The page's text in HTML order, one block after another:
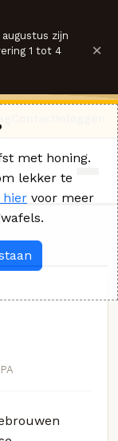
augustus zijn
1 tot 4
×
met honing.
lekker te
hier voor meer